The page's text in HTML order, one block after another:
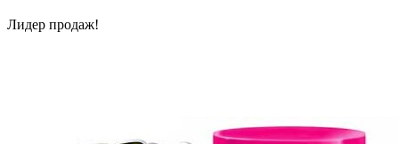
Лидер продаж!